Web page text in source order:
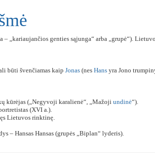
– „kariaujančios genties sąjunga“ arba „grupė“).
būti švenčiamas kaip Jonas (nes Hans yra Jono
kūrėjas („Negyvoji karalienė“, „Mažojiundinė“).
(XVI a.).
Lietuvos rinktinę.
– Hansas Hansas (grupės „Biplan“ lyderis).